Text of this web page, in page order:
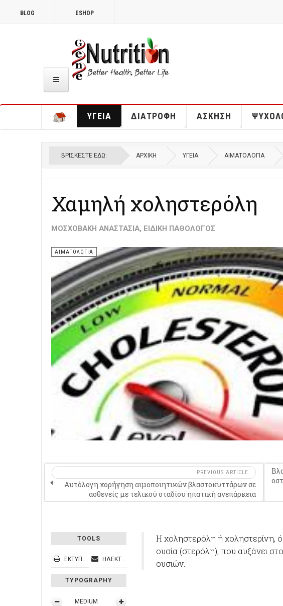
BLOG ESHOP
ΥΓΕΊΑ ΔΙΑΤΡΟΦΉ ΆΣΚΗΣΗ
ΒΡΊΣΚΕΣΤΕ ΕΔΏ: ΑΡΧΙΚΉ ΥΓΕΊΑ ΑΙΜΑΤΟΛΟΓΊΑ
Χαμηλή χοληστερόλη
ΜΟΣΧΟΒΆΚΗ ΑΝΑΣΤΑΣΊΑ, ΕΙΔΙΚΉ ΠΑΘΟΛΌΓΟΣ
ΑΙΜΑΤΟΛΟΓΊΑ
PREVIOUS ARTICLE
Αυτόλογη χορήγηση αιμοποιητικών βλαστοκυττάρων σε
ασθενείς με τελικού σταδίου ηπατική ανεπάρκεια
TOOLS
ΕΚΤΎΠΩΣΗ ΗΛΕΚΤΡΟΝΙΚΌ ΤΑΧΥΔΡΟΜΕΊΟ
TYPOGRAPHY
MEDIUM
Η χοληστερόλη ή χοληστερίνη,
ουσία (στερόλη), που αυξάνει
ουσιών.